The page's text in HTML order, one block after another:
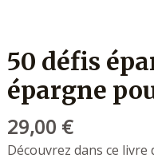
50 défis
épargne
29,00 €
Découvrez dans ce livre